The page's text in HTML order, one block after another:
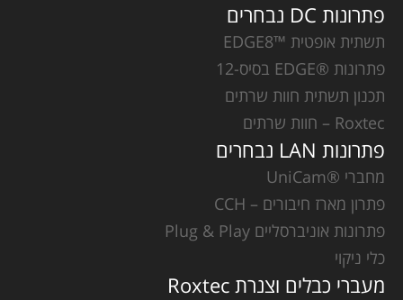
פתרונות DC נבחרים
תשתית אופטית ™EDGE8
פתרונות ®EDGE בסיס-12
תכנון תשתית חוות שרתים
Roxtec – חוות שרתים
פתרונות LAN נבחרים
מחברי ®UniCam
פתרון מארז חיבורים – CCH
פתרונות אוניברסליים Plug & Play
כלי ניקוי
מעברי כבלים וצנרת Roxtec